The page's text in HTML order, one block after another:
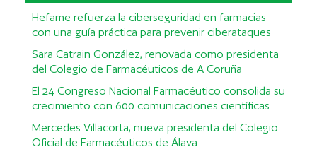
Hefame refuerza la ciberseguridad en farmacias
con una guía práctica para prevenir ciberataques
Sara Catrain González, renovada como presidenta
del Colegio de Farmacéuticos de A Coruña
El 24 Congreso Nacional Farmacéutico consolida su
crecimiento con 600 comunicaciones científicas
Mercedes Villacorta, nueva presidenta del Colegio
Oficial de Farmacéuticos de Álava